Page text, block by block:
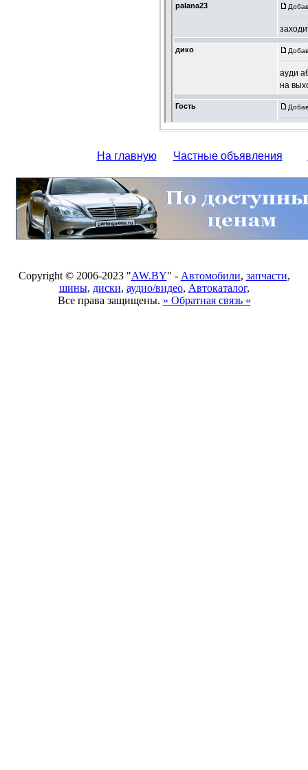
На главную Частные объявления
Copyright © 2006-2023 "AW.BY" - Автомобили, запчасти,
шины, диски, аудио/видео, Автокаталог,
Все права защищены. » Обратная связь «